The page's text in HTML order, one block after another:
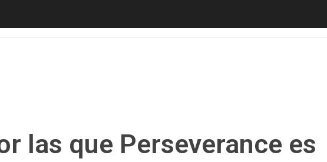
razones por las que Perseverance es una de las misiones más
las que Perseverance es